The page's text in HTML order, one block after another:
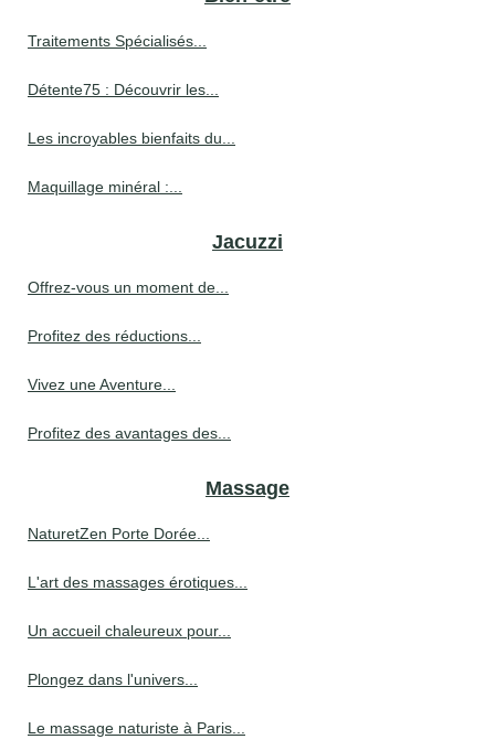
Traitements Spécialisés...
Détente75 : Découvrir les...
Les incroyables bienfaits du...
Maquillage minéral :...
Jacuzzi
Offrez-vous un moment de...
Profitez des réductions...
Vivez une Aventure...
Profitez des avantages des...
Massage
NaturetZen Porte Dorée...
L'art des massages érotiques...
Un accueil chaleureux pour...
Plongez dans l'univers...
Le massage naturiste à Paris...